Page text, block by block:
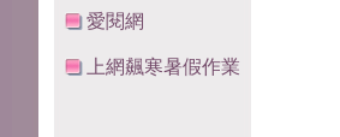
愛閱網
上網飆寒暑假作業